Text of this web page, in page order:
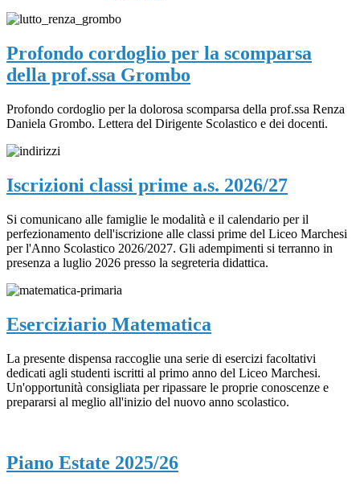
Profondo cordoglio per la scomparsa
della prof.ssa Grombo
Profondo cordoglio per la dolorosa scomparsa della prof.ssa Renza
Daniela Grombo. Lettera del Dirigente Scolastico e dei docenti.
Iscrizioni classi prime a.s. 2026/27
Si comunicano alle famiglie le modalità e il calendario per il
perfezionamento dell'iscrizione alle classi prime del Liceo Marchesi
per l'Anno Scolastico 2026/2027. Gli adempimenti si terranno in
presenza a luglio 2026 presso la segreteria didattica.
Eserciziario Matematica
La presente dispensa raccoglie una serie di esercizi facoltativi
dedicati agli studenti iscritti al primo anno del Liceo Marchesi.
Un'opportunità consigliata per ripassare le proprie conoscenze e
prepararsi al meglio all'inizio del nuovo anno scolastico.
Piano Estate 2025/26